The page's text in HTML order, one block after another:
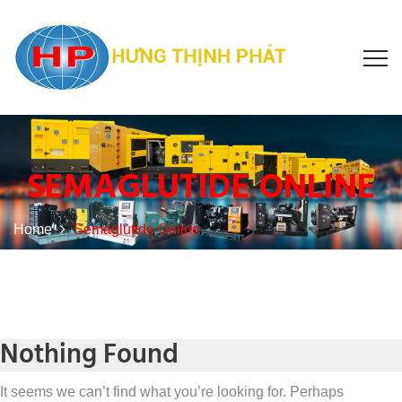
SEMAGLUTIDE ONLINE
Home Semaglutide Online
Nothing Found
It seems we can’t find what you’re looking for. Perhaps